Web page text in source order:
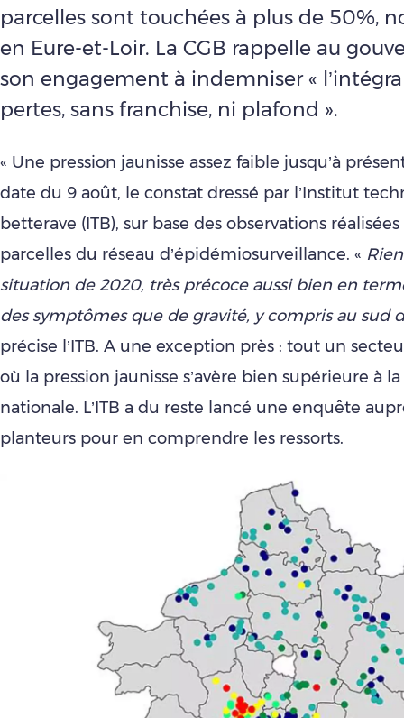
parcelles sont touchées à plus de 50%,
en Eure-et-Loir. La CGB rappelle au
son engagement à indemniser «
pertes, sans franchise, ni plafond ».
« Une pression jaunisse assez faible jusqu’à
date du 9 août, le constat dressé par l’Institut
betterave (ITB), sur base des observations
parcelles du réseau d’épidémiosurveillance. «
situation de 2020, très précoce aussi bien en
des symptômes que de gravité, y compris au sud
précise l’ITB. A une exception près : tout un
où la pression jaunisse s’avère bien supérieure à
nationale. L’ITB a du reste lancé une enquête
planteurs pour en comprendre les ressorts.